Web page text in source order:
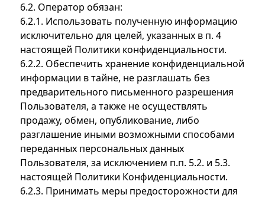
6.2. Оператор обязан:
6.2.1. Использовать полученную информацию
исключительно для целей, указанных в п. 4
настоящей Политики конфиденциальности.
6.2.2. Обеспечить хранение конфиденциальной
информации в тайне, не разглашать без
предварительного письменного разрешения
Пользователя, а также не осуществлять
продажу, обмен, опубликование, либо
разглашение иными возможными способами
переданных персональных данных
Пользователя, за исключением п.п. 5.2. и 5.3.
настоящей Политики Конфиденциальности.
6.2.3. Принимать меры предосторожности для